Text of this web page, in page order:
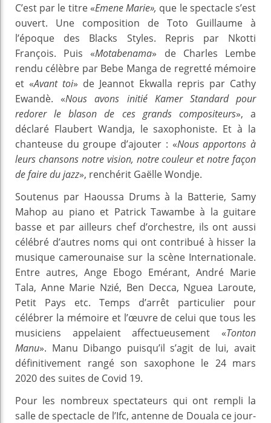
C’est par le titre «Emene Marie», que le spectacle s’est
ouvert. Une composition de Toto Guillaume à
l’époque des Blacks Styles. Repris par Nkotti
François. Puis «Motabenama» de Charles Lembe
rendu célèbre par Bebe Manga de regretté mémoire
et «Avant toi» de Jeannot Ekwalla repris par Cathy
Ewandè. «Nous avons initié Kamer Standard pour
redorer le blason de ces grands compositeurs», a
déclaré Flaubert Wandja, le saxophoniste. Et à la
chanteuse du groupe d’ajouter : «Nous apportons à
leurs chansons notre vision, notre couleur et notre façon
de faire du jazz», renchérit Gaëlle Wondje.
Soutenus par Haoussa Drums à la Batterie, Samy
Mahop au piano et Patrick Tawambe à la guitare
basse et par ailleurs chef d’orchestre, ils ont aussi
célébré d’autres noms qui ont contribué à hisser la
musique camerounaise sur la scène Internationale.
Entre autres, Ange Ebogo Emérant, André Marie
Tala, Anne Marie Nzié, Ben Decca, Nguea Laroute,
Petit Pays etc. Temps d’arrêt particulier pour
célébrer la mémoire et l’œuvre de celui que tous les
musiciens appelaient affectueusement «Tonton
Manu». Manu Dibango puisqu’il s’agit de lui, avait
définitivement rangé son saxophone le 24 mars
2020 des suites de Covid 19.
Pour les nombreux spectateurs qui ont rempli la
salle de spectacle de l’Ifc, antenne de Douala ce jour-